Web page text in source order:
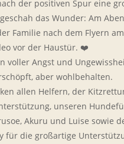
der positiven Spur eine
das Wunder: Am
Familie nach dem Flyern
vor der Haustür. ❤️
voller Angst und
aber wohlbehalten.
allen Helfern, der
unseren
Akuru und Luise sowie
für die großartige